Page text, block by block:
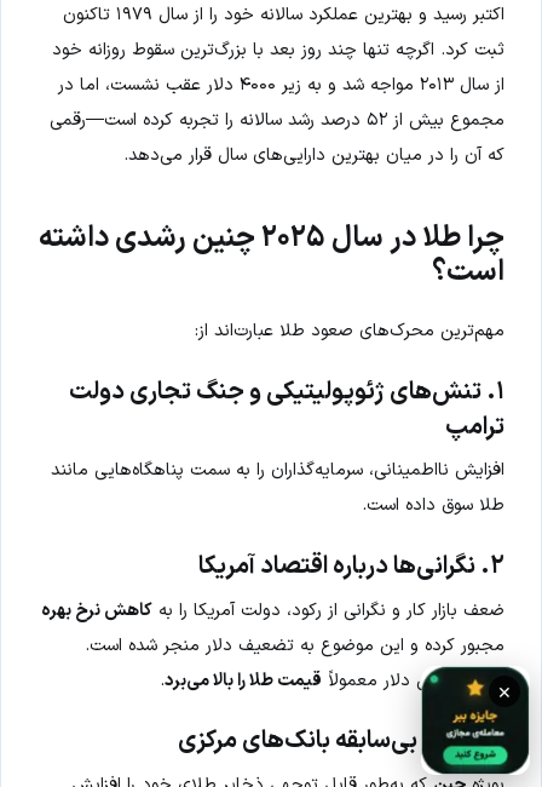
اکتبر رسید و بهترین عملکرد سالانه خود را از سال ۱۹۷۹ تاکنون
ثبت کرد. اگرچه تنها چند روز بعد با بزرگ‌ترین سقوط روزانه خود
از سال ۲۰۱۳ مواجه شد و به زیر ۴۰۰۰ دلار عقب نشست، اما در
مجموع بیش از ۵۲ درصد رشد سالانه را تجربه کرده است—رقمی
که آن را در میان بهترین دارایی‌های سال قرار می‌دهد.
چرا طلا در سال ۲۰۲۵ چنین رشدی داشته
است؟
مهم‌ترین محرک‌های صعود طلا عبارت‌اند از:
۱. تنش‌های ژئوپولیتیکی و جنگ تجاری دولت
ترامپ
افزایش نااطمینانی‌، سرمایه‌گذاران را به سمت پناهگاه‌هایی مانند
طلا سوق داده است.
۲. نگرانی‌ها درباره اقتصاد آمریکا
ضعف بازار کار و نگرانی از رکود، دولت آمریکا را به کاهش نرخ بهره
مجبور کرده و این موضوع به تضعیف دلار منجر شده است.
کاهش ارزش دلار معمولاً قیمت طلا را بالا می‌برد.
۳. خرید بی‌سابقه بانک‌های مرکزی
×